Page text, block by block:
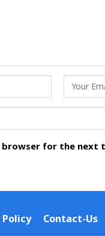
browser for the next
Policy Contact-Us